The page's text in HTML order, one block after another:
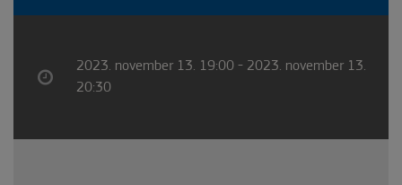
2023. november 13. 19:00 - 2023. november 13.
20:30